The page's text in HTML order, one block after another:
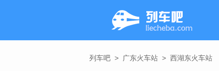
列车吧 > 广东火车站 > 西湖东火车站